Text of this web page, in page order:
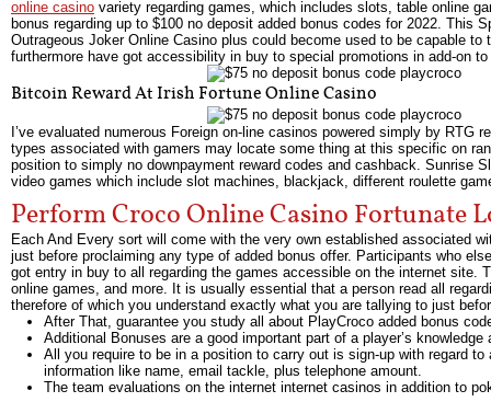
online casino variety regarding games, which includes slots, table online
bonus regarding up to $100 no deposit added bonus codes for 2022.
Outrageous Joker Online Casino plus could become used to be capable
furthermore have got accessibility in buy to special promotions in add-on
Bitcoin Reward At Irish Fortune Online Casino
I’ve evaluated numerous Foreign on-line casinos powered simply by
types associated with gamers may locate some thing at this specific on
position to simply no downpayment reward codes and cashback. Sunrise
video games which include slot machines, blackjack, different roulette
Perform Croco Online Casino Fortunate
Each And Every sort will come with the very own established associated
just before proclaiming any type of added bonus offer. Participants who
got entry in buy to all regarding the games accessible on the internet
online games, and more. It is usually essential that a person read all
therefore of which you understand exactly what you are tallying to just
After That, guarantee you study all about PlayCroco added bonus
Additional Bonuses are a good important part of a player’s
All you require to be in a position to carry out is sign-up with regard
information like name, email tackle, plus telephone amount.
The team evaluations on the internet internet casinos in addition to